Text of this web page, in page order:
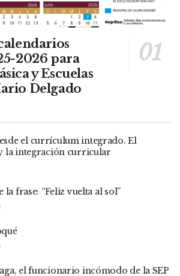
2026 para
y Escuelas
Delgado
el currículum integrado. El
la integración curricular
la frase: “Feliz vuelta al sol”
el funcionario incómodo de la SEP